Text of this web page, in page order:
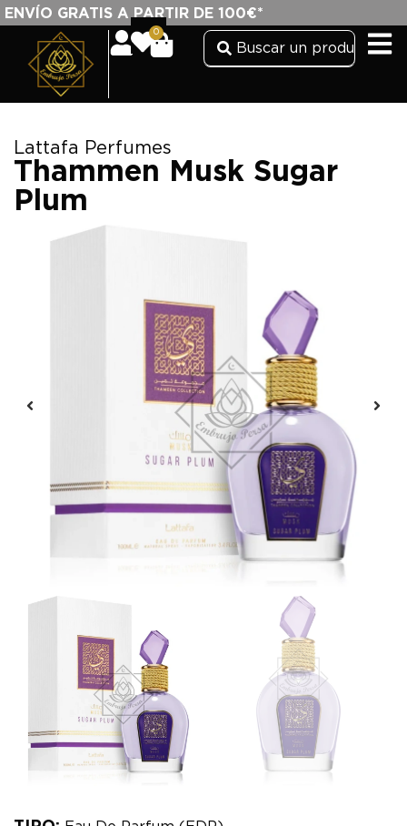
ENVÍO GRATIS A PARTIR DE 100€*
0
Lattafa Perfumes
Thammen Musk Sugar
Plum